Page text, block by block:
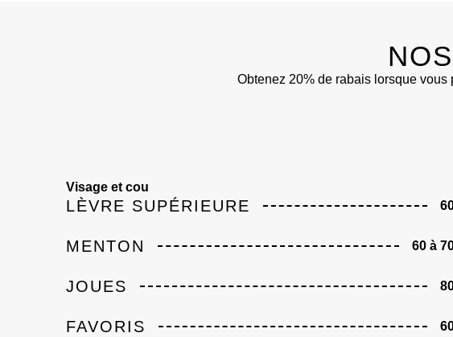
Obtenez 20% de rabais lorsque
Visage et cou
LÈVRE SUPÉRIEURE
MENTON 60 à
JOUES
FAVORIS